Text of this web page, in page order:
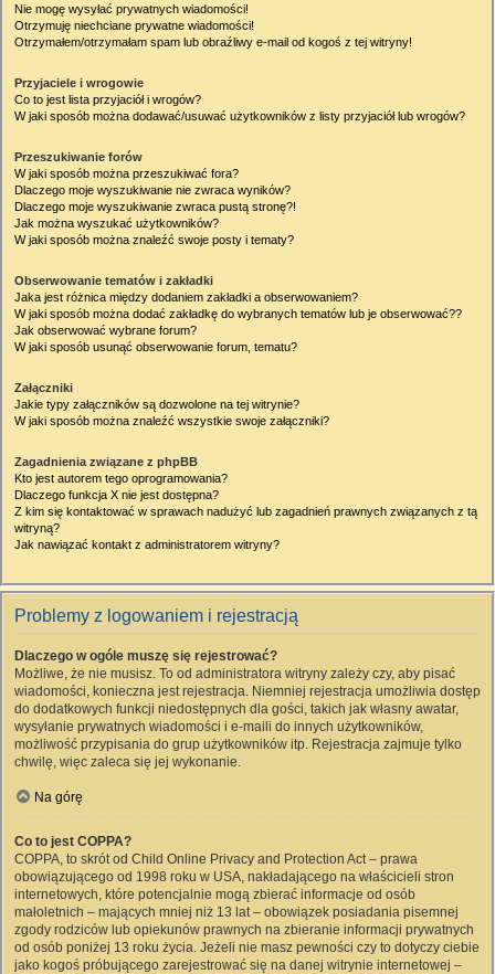
Nie mogę wysyłać prywatnych wiadomości!
Otrzymuję niechciane prywatne wiadomości!
Otrzymałem/otrzymałam spam lub obraźliwy e-mail od kogoś z tej witryny!
Przyjaciele i wrogowie
Co to jest lista przyjaciół i wrogów?
W jaki sposób można dodawać/usuwać użytkowników z listy przyjaciół lub wrogów?
Przeszukiwanie forów
W jaki sposób można przeszukiwać fora?
Dlaczego moje wyszukiwanie nie zwraca wyników?
Dlaczego moje wyszukiwanie zwraca pustą stronę?!
Jak można wyszukać użytkowników?
W jaki sposób można znaleźć swoje posty i tematy?
Obserwowanie tematów i zakładki
Jaka jest różnica między dodaniem zakładki a obserwowaniem?
W jaki sposób można dodać zakładkę do wybranych tematów lub je obserwować??
Jak obserwować wybrane forum?
W jaki sposób usunąć obserwowanie forum, tematu?
Załączniki
Jakie typy załączników są dozwolone na tej witrynie?
W jaki sposób można znaleźć wszystkie swoje załączniki?
Zagadnienia związane z phpBB
Kto jest autorem tego oprogramowania?
Dlaczego funkcja X nie jest dostępna?
Z kim się kontaktować w sprawach nadużyć lub zagadnień prawnych związanych z tą
witryną?
Jak nawiązać kontakt z administratorem witryny?
Problemy z logowaniem i rejestracją
Dlaczego w ogóle muszę się rejestrować?
Możliwe, że nie musisz. To od administratora witryny zależy czy, aby pisać
wiadomości, konieczna jest rejestracja. Niemniej rejestracja umożliwia dostęp
do dodatkowych funkcji niedostępnych dla gości, takich jak własny awatar,
wysyłanie prywatnych wiadomości i e-maili do innych użytkowników,
możliwość przypisania do grup użytkowników itp. Rejestracja zajmuje tylko
chwilę, więc zaleca się jej wykonanie.
Na górę
Co to jest COPPA?
COPPA, to skrót od Child Online Privacy and Protection Act – prawa
obowiązującego od 1998 roku w USA, nakładającego na właścicieli stron
internetowych, które potencjalnie mogą zbierać informacje od osób
małoletnich – mających mniej niż 13 lat – obowiązek posiadania pisemnej
zgody rodziców lub opiekunów prawnych na zbieranie informacji prywatnych
od osób poniżej 13 roku życia. Jeżeli nie masz pewności czy to dotyczy ciebie
jako kogoś próbującego zarejestrować się na danej witrynie internetowej –